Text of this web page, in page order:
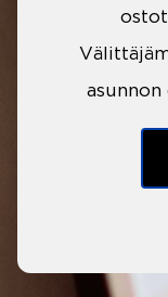
asunnon